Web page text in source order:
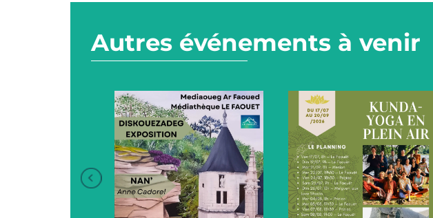
Autres événements à venir